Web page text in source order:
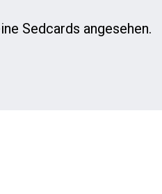
Sedcards angesehen.